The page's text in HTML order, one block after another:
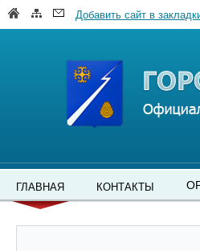
Добавить сайт в
ГЛАВНАЯ КОНТАКТЫ